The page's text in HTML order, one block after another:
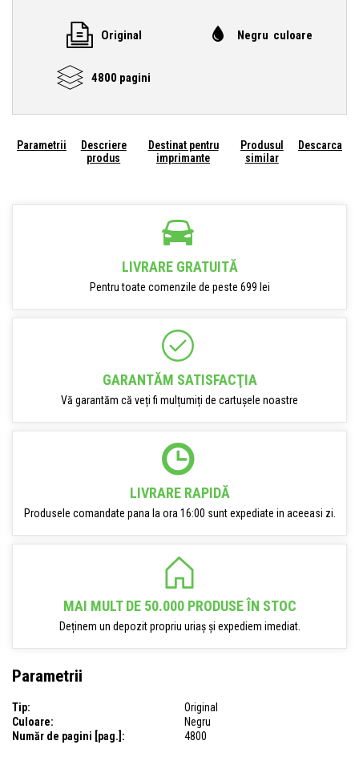
Original Negru culoare
4800 pagini
Parametrii
Descriere
produs
Destinat pentru
imprimante
Produsul
similar
Descarca
LIVRARE GRATUITĂ
Pentru toate comenzile de peste 699 lei
GARANTĂM SATISFACŢIA
Vă garantăm că veți fi mulțumiți de cartușele noastre
LIVRARE RAPIDĂ
Produsele comandate pana la ora 16:00 sunt expediate in aceeasi zi.
MAI MULT DE 50.000 PRODUSE ÎN STOC
Deținem un depozit propriu uriaș și expediem imediat.
Parametrii
Tip:
Original
Culoare:
Negru
Număr de pagini [pag.]:
4800